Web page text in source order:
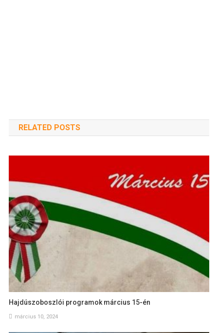
RELATED POSTS
Hajdúszoboszlói programok március 15-én
március 10, 2024